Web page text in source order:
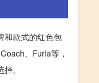
和款式的红色包
、Furla等，
。